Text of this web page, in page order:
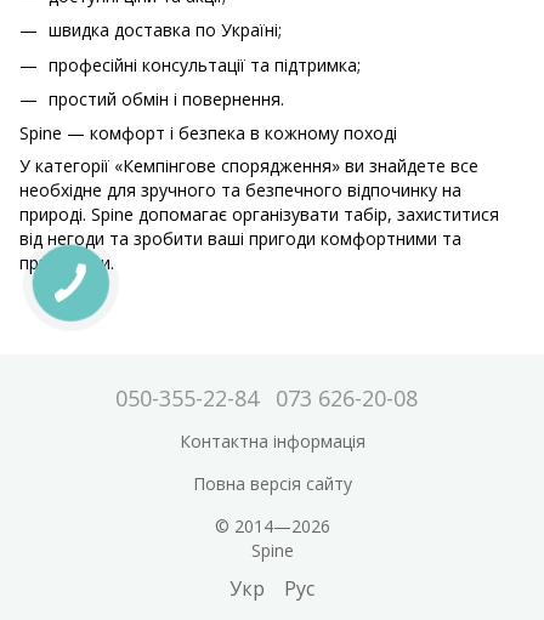
швидка доставка по Україні;
професійні консультації та підтримка;
простий обмін і повернення.
Spine — комфорт і безпека в кожному поході
У категорії «Кемпінгове спорядження» ви знайдете все
необхідне для зручного та безпечного відпочинку на
природі. Spine допомагає організувати табір, захиститися
від негоди та зробити ваші пригоди комфортними та
приємними.
050-355-22-84 073 626-20-08
Контактна інформація
Повна версія сайту
© 2014—2026
Spine
Укр Рус